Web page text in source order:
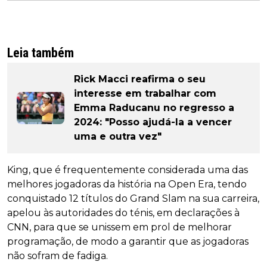
Leia também
Rick Macci reafirma o seu
interesse em trabalhar com
Emma Raducanu no regresso a
2024: "Posso ajudá-la a vencer
uma e outra vez"
King, que é frequentemente considerada uma das
melhores jogadoras da história na Open Era, tendo
conquistado 12 títulos do Grand Slam na sua carreira,
apelou às autoridades do ténis, em declarações à
CNN, para que se unissem em prol de melhorar
programação, de modo a garantir que as jogadoras
não sofram de fadiga.